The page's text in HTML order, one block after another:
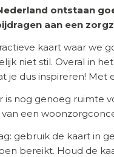
ontstaan
aan een
kaart waar we
niet stil. Overal in
je dus inspireren!
is nog genoeg ruimte
een
gebruik de kaart in
bereikt. Houd de